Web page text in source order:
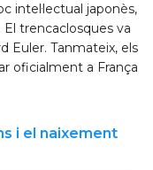
intel·lectual japonès,
trencaclosques va
Euler. Tanmateix, els
oficialment a França
i el naixement